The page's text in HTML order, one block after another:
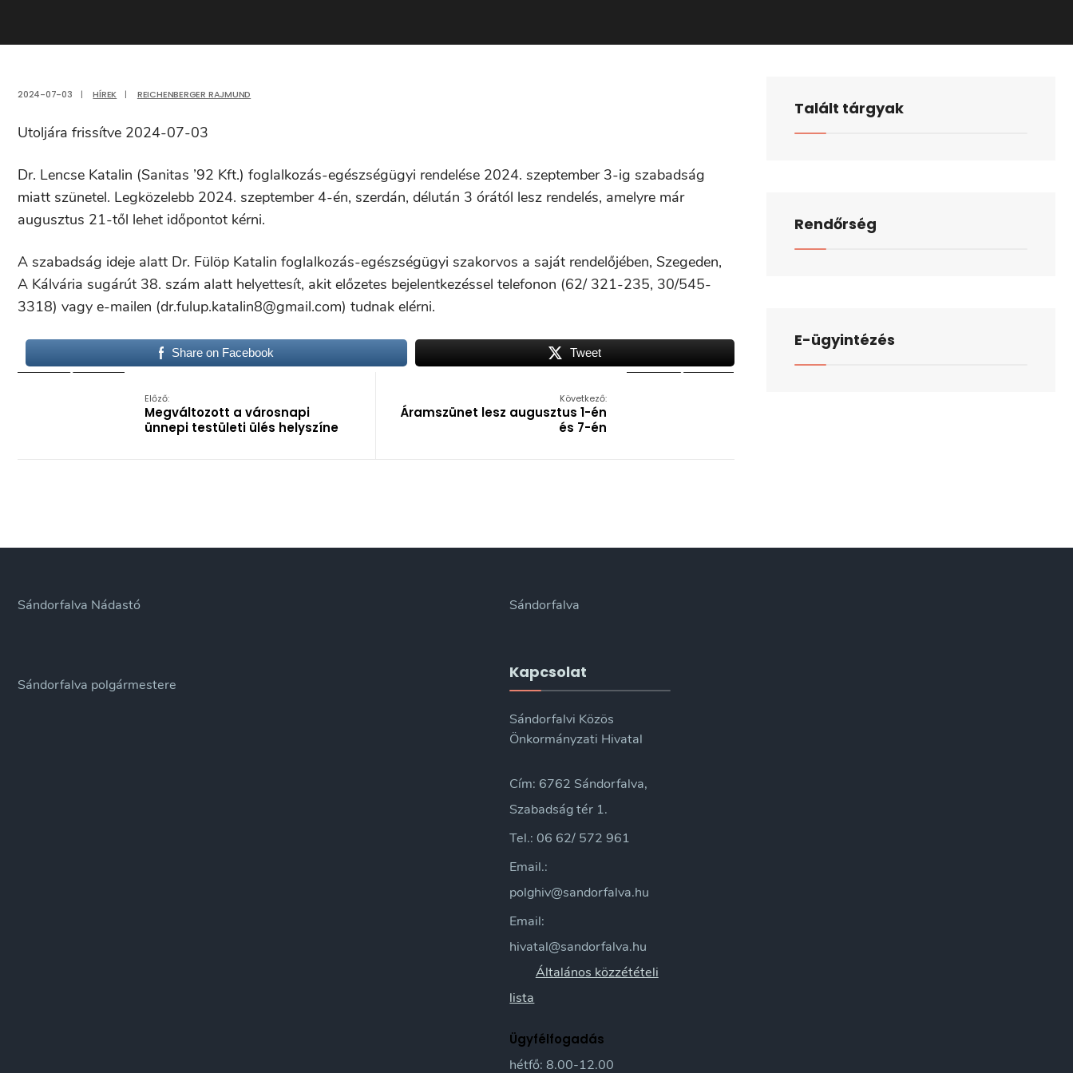
2024-07-03 | HÍREK | REICHENBERGER RAJMUND
Utoljára frissítve 2024-07-03
Dr. Lencse Katalin (Sanitas ’92 Kft.) foglalkozás-egészségügyi rendelése 2024. szeptember 3-ig szabadság
miatt szünetel. Legközelebb 2024. szeptember 4-én, szerdán, délután 3 órától lesz rendelés, amelyre már
augusztus 21-től lehet időpontot kérni.
A szabadság ideje alatt Dr. Fülöp Katalin foglalkozás-egészségügyi szakorvos a saját rendelőjében, Szegeden,
A Kálvária sugárút 38. szám alatt helyettesít, akit előzetes bejelentkezéssel telefonon (62/ 321-235, 30/545-
3318) vagy e-mailen (dr.fulup.katalin8@gmail.com) tudnak elérni.
Share on Facebook Tweet
Előző:
Megváltozott a városnapi
ünnepi testületi ülés helyszíne
Következő:
Áramszünet lesz augusztus 1-én
és 7-én
Talált tárgyak
Rendőrség
E-ügyintézés
Sándorfalva Nádastó
Sándorfalva polgármestere
Sándorfalva
Kapcsolat
Sándorfalvi Közös
Önkormányzati Hivatal
Cím: 6762 Sándorfalva,
Szabadság tér 1.
Tel.: 06 62/ 572 961
Email.:
polghiv@sandorfalva.hu
Email:
hivatal@sandorfalva.hu
Általános közzétételi
lista
Ügyfélfogadás
hétfő: 8.00-12.00